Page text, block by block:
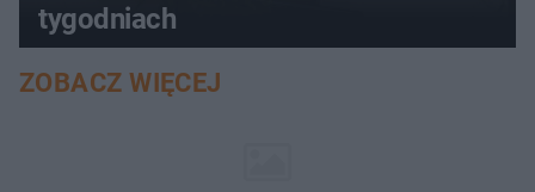
tygodniach
ZOBACZ WIĘCEJ